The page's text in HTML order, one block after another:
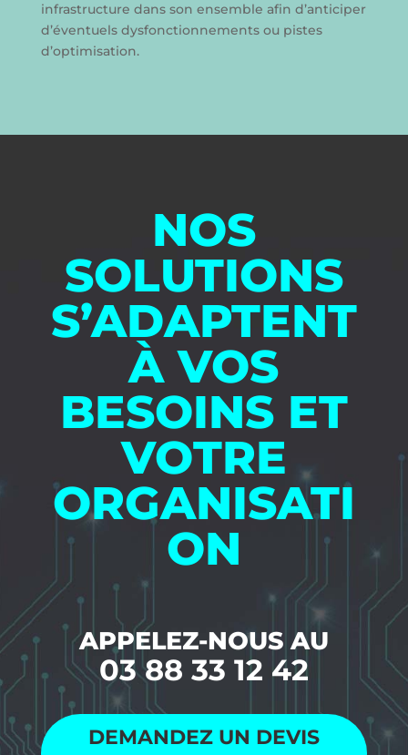
infrastructure dans son ensemble afin d’anticiper
d’éventuels dysfonctionnements ou pistes
d’optimisation.
NOS
SOLUTIONS
S’ADAPTENT
À VOS
BESOINS ET
VOTRE
ORGANISATI
ON
APPELEZ-NOUS AU
03 88 33 12 42
DEMANDEZ UN DEVIS